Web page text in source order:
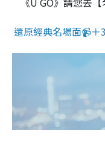
還原經典名場面📹